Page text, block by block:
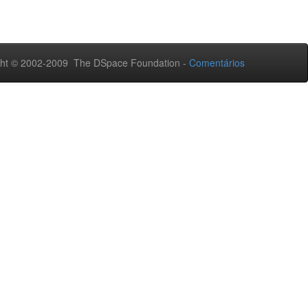
© 2002-2009 The DSpace Foundation - Comentários